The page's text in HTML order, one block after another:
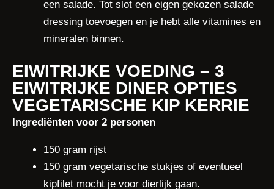
een salade. Tot slot een eigen gekozen salade
dressing toevoegen en je hebt alle vitamines en
mineralen binnen.
EIWITRIJKE VOEDING – 3
EIWITRIJKE DINER OPTIES
VEGETARISCHE KIP KERRIE
Ingrediënten voor 2 personen
150 gram rijst
150 gram vegetarische stukjes of eventueel
kipfilet mocht je voor dierlijk gaan.